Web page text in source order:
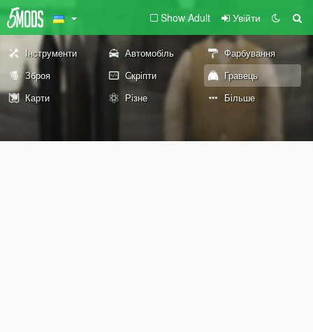
Show Adult Увійти
Інструменти Автомобіль
Фарбування
Зброя
Скріпти
Гравець
Карти
Різне Більше